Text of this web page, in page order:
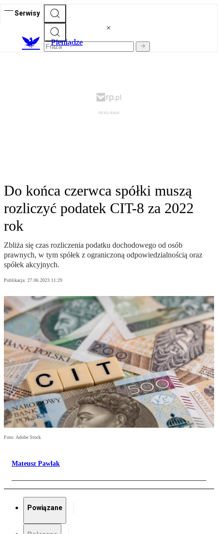
Serwisy
Pieniądze
Do końca czerwca spółki muszą
rozliczyć podatek CIT-8 za 2022
rok
Zbliża się czas rozliczenia podatku dochodowego od osób
prawnych, w tym spółek z ograniczoną odpowiedzialnością oraz
spółek akcyjnych.
Publikacja: 27.06.2023 11:29
Foto: Adobe Stock
Mateusz Pawlak
Powiązane